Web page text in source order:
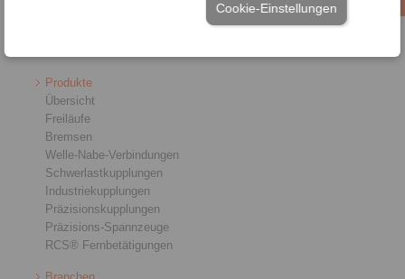
Cookie-Einstellungen
Produkte
Übersicht
Freiläufe
Bremsen
Welle-Nabe-Verbindungen
Schwerlastkupplungen
Industriekupplungen
Präzisionskupplungen
Präzisions-Spannzeuge
RCS® Fernbetätigungen